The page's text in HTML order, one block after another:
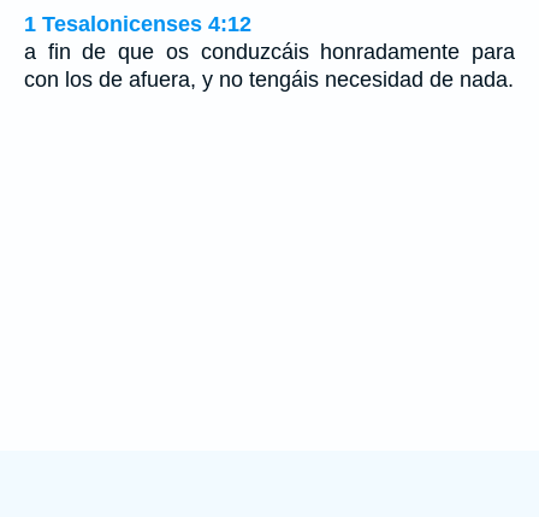
1 Tesalonicenses 4:12
a fin de que os conduzcáis honradamente para
con los de afuera, y no tengáis necesidad de nada.